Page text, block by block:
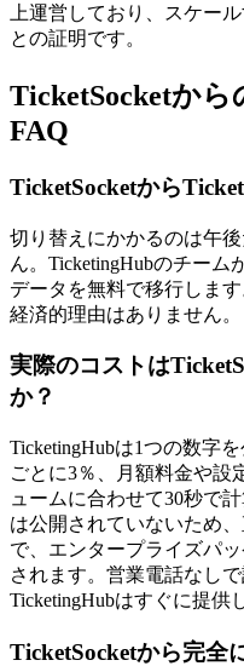
上運営しており、スケー
との証明です。
TicketSocketか
FAQ
TicketSocketから
切り替えにかかるのは午
ん。TicketingHubのチー
データを無料で移行しま
経済的理由はありません。
実際のコストは
か？
TicketingHubは1つの数字
ごとに3％、月額料金や設
ュームに合わせて30秒で
は公開されていないため
で、エンタープライズパ
されます。営業電話なし
TicketingHubはすぐに提供
TicketSocketから完全